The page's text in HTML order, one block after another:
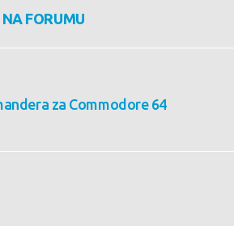
FORUMU
za Commodore 64